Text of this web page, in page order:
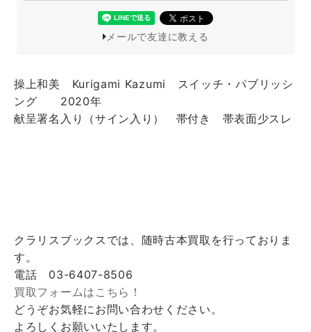
メールで友達に教える
操上和美 Kurigami Kazumi スイッチ・パブリッシ
ング 2020年
献呈署名入り（サイン入り） 帯付き 帯表面少スレ
クラリスブックスでは、随時古本買取を行っておりま
す。
電話 03-6407-8506
買取フォームはこちら！
どうぞお気軽にお問い合わせください。
よろしくお願いいたします。